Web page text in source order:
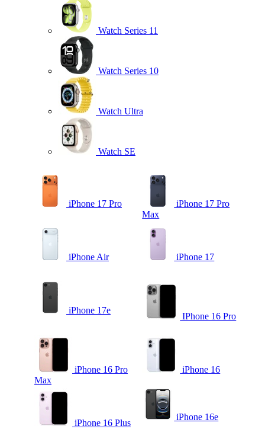
Watch Series 11
Watch Series 10
Watch Ultra
Watch SE
iPhone 17 Pro
iPhone 17 Pro
Max
iPhone Air iPhone 17
iPhone 17e
IPhone 16 Pro
iPhone 16 Pro
Max
iPhone 16
iPhone 16 Plus
iPhone 16e